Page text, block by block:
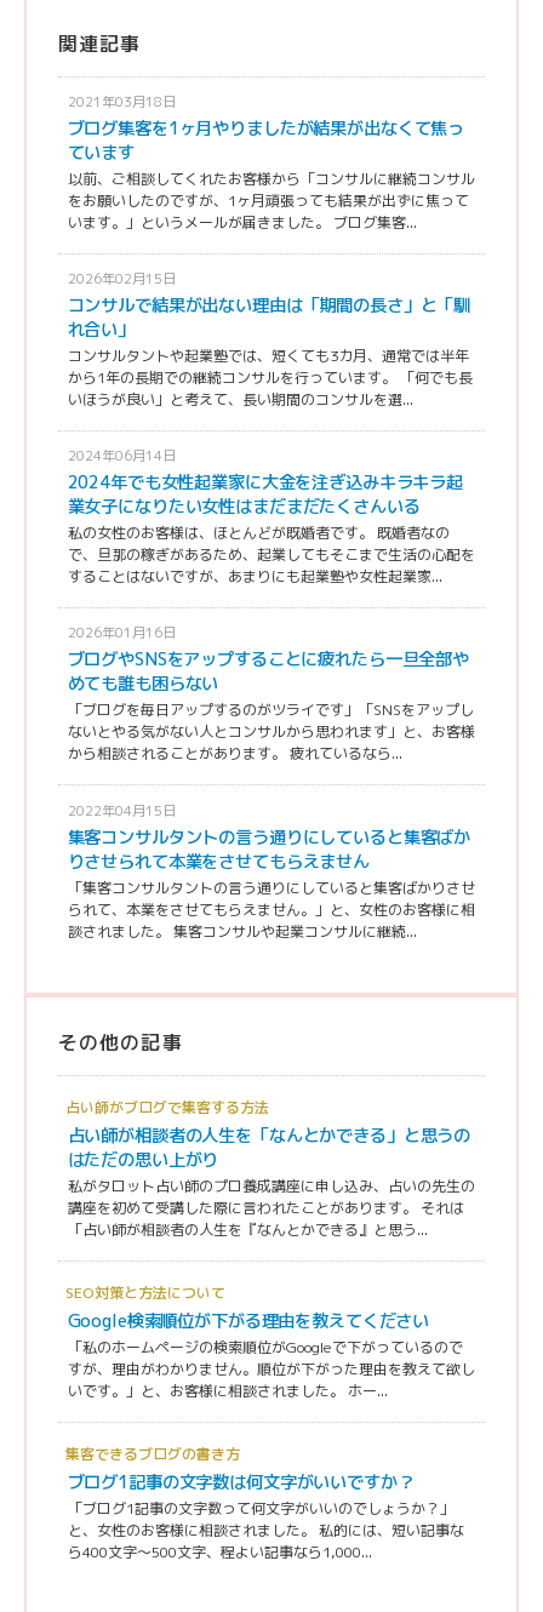
関連記事
2021年03月18日
ブログ集客を1ヶ月やりましたが結果が出なくて焦っ
ています
以前、ご相談してくれたお客様から「コンサルに継続コンサル
をお願いしたのですが、1ヶ月頑張っても結果が出ずに焦って
います。」というメールが届きました。 ブログ集客...
2026年02月15日
コンサルで結果が出ない理由は「期間の長さ」と「馴
れ合い」
コンサルタントや起業塾では、短くても3カ月、通常では半年
から1年の長期での継続コンサルを行っています。 「何でも長
いほうが良い」と考えて、長い期間のコンサルを選...
2024年06月14日
2024年でも女性起業家に大金を注ぎ込みキラキラ起
業女子になりたい女性はまだまだたくさんいる
私の女性のお客様は、ほとんどが既婚者です。 既婚者なの
で、旦那の稼ぎがあるため、起業してもそこまで生活の心配を
することはないですが、あまりにも起業塾や女性起業家...
2026年01月16日
ブログやSNSをアップすることに疲れたら一旦全部や
めても誰も困らない
「ブログを毎日アップするのがツライです」「SNSをアップし
ないとやる気がない人とコンサルから思われます」と、お客様
から相談されることがあります。 疲れているなら...
2022年04月15日
集客コンサルタントの言う通りにしていると集客ばか
りさせられて本業をさせてもらえません
「集客コンサルタントの言う通りにしていると集客ばかりさせ
られて、本業をさせてもらえません。」と、女性のお客様に相
談されました。 集客コンサルや起業コンサルに継続...
その他の記事
占い師がブログで集客する方法
占い師が相談者の人生を「なんとかできる」と思うの
はただの思い上がり
私がタロット占い師のプロ養成講座に申し込み、占いの先生の
講座を初めて受講した際に言われたことがあります。 それは
「占い師が相談者の人生を『なんとかできる』と思う...
SEO対策と方法について
Google検索順位が下がる理由を教えてください
「私のホームページの検索順位がGoogleで下がっているので
すが、理由がわかりません。順位が下がった理由を教えて欲し
いです。」と、お客様に相談されました。 ホー...
集客できるブログの書き方
ブログ1記事の文字数は何文字がいいですか？
「ブログ1記事の文字数って何文字がいいのでしょうか？」
と、女性のお客様に相談されました。 私的には、短い記事な
ら400文字〜500文字、程よい記事なら1,000...